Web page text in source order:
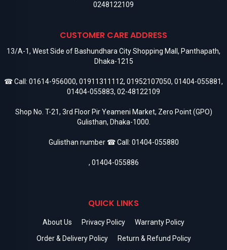
0248122109
CUSTOMER CARE ADDRESS
13/A-1, West Side of Bashundhara City Shopping Mall, Panthapath,
Dhaka-1215
☎ Call: 01614-956000, 01911311112, 01952107050, 01404-055881,
01404-055883, 02-48122109
Shop No. T-21, 3rd Floor Pir Yeameni Market, Zero Point (GPO)
Gulisthan, Dhaka-1000.
Gulisthan number ☎ Call: 01404-055880
, 01404-055886
QUICK LINKS
About Us Privacy Policy
Warranty Policy
Order & Delivery Policy
Return & Refund Policy